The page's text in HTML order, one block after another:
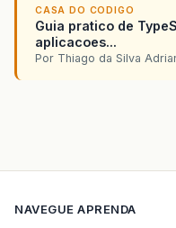
CASA DO CODIGO
Guia pratico de
aplicacoes...
Por Thiago da Silva
NAVEGUE APRENDA